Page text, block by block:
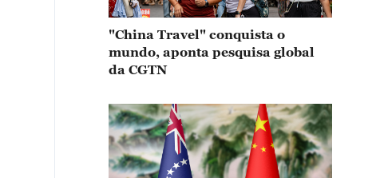
"China Travel" conquista o
mundo, aponta pesquisa global
da CGTN